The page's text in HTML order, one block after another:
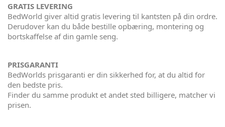
GRATIS LEVERING
BedWorld giver altid gratis levering til kantsten på din ordre.
Derudover kan du både bestille opbæring, montering og
bortskaffelse af din gamle seng.
PRISGARANTI
BedWorlds prisgaranti er din sikkerhed for, at du altid for
den bedste pris.
Finder du samme produkt et andet sted billigere, matcher vi
prisen.